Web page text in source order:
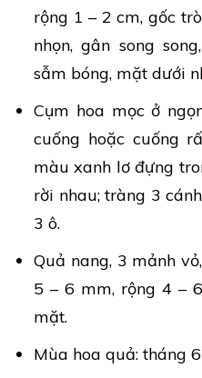
rộng 1 – 2 cm, gốc
nhọn, gân song
sẫm bóng, mặt dưới
Cụm hoa mọc ở
cuống hoặc cuống
màu xanh lơ đựng
rời nhau; tràng 3
3 ô.
Quả nang, 3 mảnh
5 – 6 mm, rộng 4 –
mặt.
Mùa hoa quả: tháng